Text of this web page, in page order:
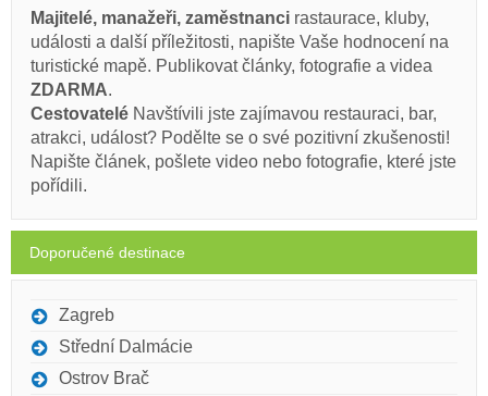
neděle,
09.08.26 29°C jasno
pondělí,
10.08.26
úterý,
11.08.26 29°C jasno
29°C jasno
PŘEČÍST VÍCE / KOMENTÁŘ
Code (Bar / Hospoda) Bibinje
Ivan Nane (Facebook page)
WORKING HOURS
Majitelé, manažeři, zaměstnanci rastaurace, kluby,
události a další příležitosti, napište Vaše hodnocení na
turistické mapě. Publikovat články, fotografie a videa
ZDARMA.
Cestovatelé Navštívili jste zajímavou restauraci, bar,
atrakci, událost? Podělte se o své pozitivní zkušenosti!
Napište článek, pošlete video nebo fotografie, které jste
pořídili.
Doporučené destinace
Zagreb
Střední Dalmácie
Ostrov Brač